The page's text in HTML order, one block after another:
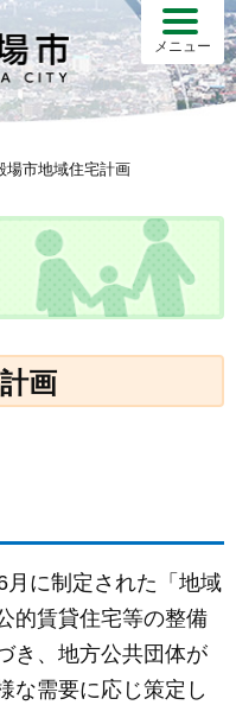
メニュー
場市地域住宅計画
画
に制定された「地域
的賃貸住宅等の整備
き、地方公共団体が
な需要に応じ策定し